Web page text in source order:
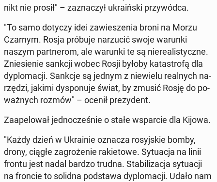
nikt nie prosił" – za­zna­czył ukra­iń­ski przy­wód­ca.
"To samo dotyczy idei za­wie­sze­nia broni na Morzu
Czarnym. Rosja próbuje na­rzu­cić swoje warunki
naszym part­ne­rom, ale warunki te są nie­re­ali­stycz­ne.
Znie­sie­nie sankcji wobec Rosji byłoby ka­ta­stro­fą dla
dy­plo­ma­cji. Sankcje są jednym z nie­wie­lu re­al­nych na­
rzę­dzi, jakimi dys­po­nu­je świat, by zmusić Rosję do po­
waż­nych rozmów" – ocenił pre­zy­dent.
Za­ape­lo­wał jed­no­cze­śnie o stałe wspar­cie dla Kijowa.
"Każdy dzień w Ukra­inie oznacza ro­syj­skie bomby,
drony, ciągłe za­gro­że­nie ra­kie­to­we. Sy­tu­acja na linii
frontu jest nadal bardzo trudna. Sta­bi­li­za­cja sy­tu­acji
na froncie to solidna pod­sta­wa dy­plo­ma­cji. Udało nam